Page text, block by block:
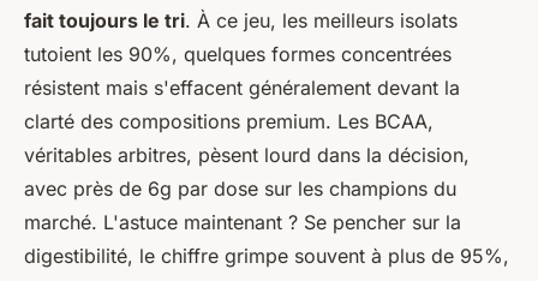
fait toujours le tri. À ce jeu, les meilleurs isolats
tutoient les 90%, quelques formes concentrées
résistent mais s'effacent généralement devant la
clarté des compositions premium. Les BCAA,
véritables arbitres, pèsent lourd dans la décision,
avec près de 6g par dose sur les champions du
marché. L'astuce maintenant ? Se pencher sur la
digestibilité, le chiffre grimpe souvent à plus de 95%,